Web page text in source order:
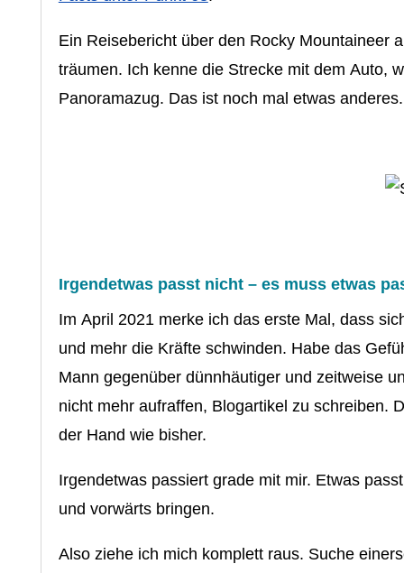
Ein Reisebericht über den Rocky Mountaineer
träumen. Ich kenne die Strecke mit dem Auto,
Panoramazug. Das ist noch mal etwas
Irgendetwas passt nicht – es muss etwas
Im April 2021 merke ich das erste Mal, dass
und mehr die Kräfte schwinden. Habe das
Mann gegenüber dünnhäutiger und zeitweise
nicht mehr aufraffen, Blogartikel zu schreiben.
der Hand wie bisher.
Irgendetwas passiert grade mit mir. Etwas
und vorwärts bringen.
Also ziehe ich mich komplett raus. Suche